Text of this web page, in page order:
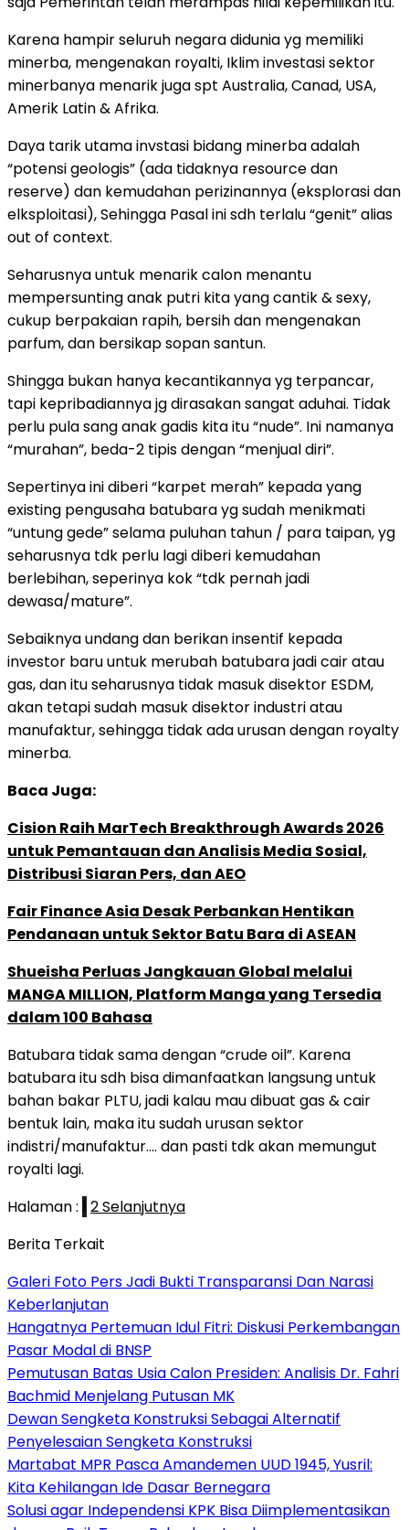
Karena hampir seluruh negara didunia yg memiliki
minerba, mengenakan royalti, Iklim investasi sektor
minerbanya menarik juga spt Australia, Canad, USA,
Amerik Latin & Afrika.
Daya tarik utama invstasi bidang minerba adalah
“potensi geologis” (ada tidaknya resource dan
reserve) dan kemudahan perizinannya (eksplorasi dan
elksploitasi), Sehingga Pasal ini sdh terlalu “genit” alias
out of context.
Seharusnya untuk menarik calon menantu
mempersunting anak putri kita yang cantik & sexy,
cukup berpakaian rapih, bersih dan mengenakan
parfum, dan bersikap sopan santun.
Shingga bukan hanya kecantikannya yg terpancar,
tapi kepribadiannya jg dirasakan sangat aduhai. Tidak
perlu pula sang anak gadis kita itu “nude”. Ini namanya
“murahan”, beda-2 tipis dengan “menjual diri”.
Sepertinya ini diberi “karpet merah” kepada yang
existing pengusaha batubara yg sudah menikmati
“untung gede” selama puluhan tahun / para taipan, yg
seharusnya tdk perlu lagi diberi kemudahan
berlebihan, seperinya kok “tdk pernah jadi
dewasa/mature”.
Sebaiknya undang dan berikan insentif kepada
investor baru untuk merubah batubara jadi cair atau
gas, dan itu seharusnya tidak masuk disektor ESDM,
akan tetapi sudah masuk disektor industri atau
manufaktur, sehingga tidak ada urusan dengan royalty
minerba.
Baca Juga:
Cision Raih MarTech Breakthrough Awards 2026
untuk Pemantauan dan Analisis Media Sosial,
Distribusi Siaran Pers, dan AEO
Fair Finance Asia Desak Perbankan Hentikan
Pendanaan untuk Sektor Batu Bara di ASEAN
Shueisha Perluas Jangkauan Global melalui
MANGA MILLION, Platform Manga yang Tersedia
dalam 100 Bahasa
Batubara tidak sama dengan “crude oil”. Karena
batubara itu sdh bisa dimanfaatkan langsung untuk
bahan bakar PLTU, jadi kalau mau dibuat gas & cair
bentuk lain, maka itu sudah urusan sektor
indistri/manufaktur…. dan pasti tdk akan memungut
royalti lagi.
Halaman : 1 2Selanjutnya
Berita Terkait
Galeri Foto Pers Jadi Bukti Transparansi Dan Narasi
Keberlanjutan
Hangatnya Pertemuan Idul Fitri: Diskusi Perkembangan
Pasar Modal di BNSP
Pemutusan Batas Usia Calon Presiden: Analisis Dr. Fahri
Bachmid Menjelang Putusan MK
Dewan Sengketa Konstruksi Sebagai Alternatif
Penyelesaian Sengketa Konstruksi
Martabat MPR Pasca Amandemen UUD 1945, Yusril:
Kita Kehilangan Ide Dasar Bernegara
Solusi agar Independensi KPK Bisa Diimplementasikan